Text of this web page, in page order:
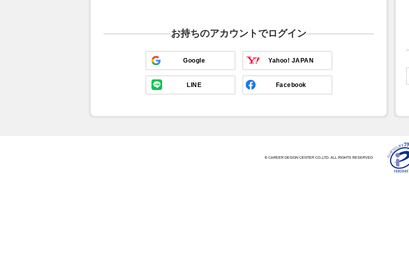
お持ちのアカウントでログイン
Google Yahoo! JAPAN
LINE Facebook
© CAREER DESIGN CENTER CO.,LTD. ALL RIGHTS RESERVED